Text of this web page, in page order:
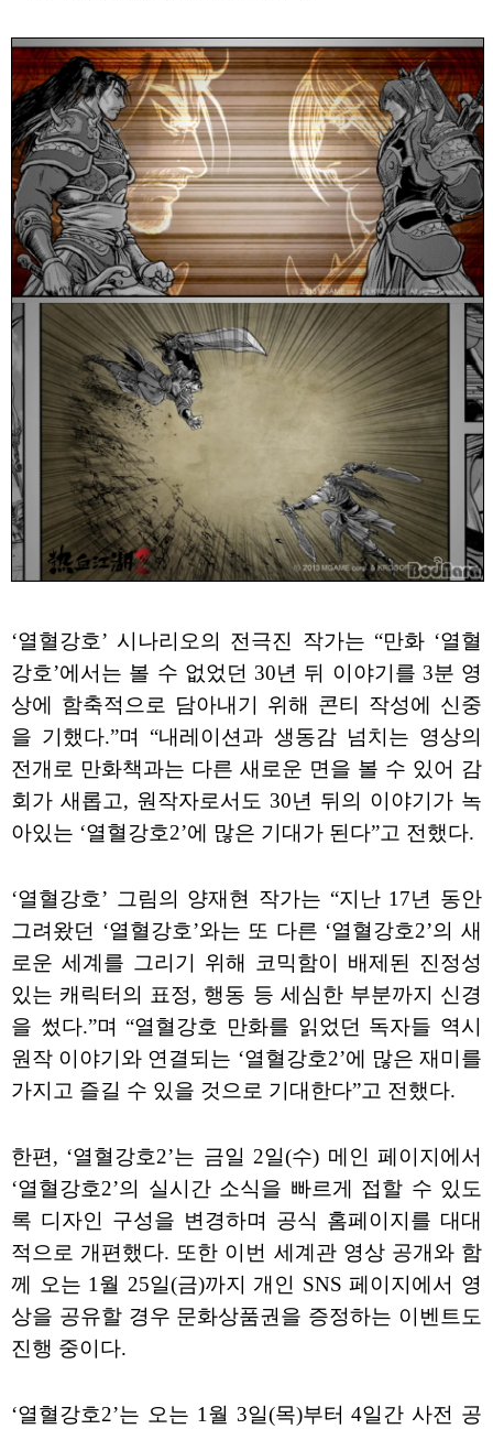
‘열혈강호’ 시나리오의 전극진 작가는 “만화 ‘열혈
강호’에서는 볼 수 없었던 30년 뒤 이야기를 3분 영
상에 함축적으로 담아내기 위해 콘티 작성에 신중
을 기했다.”며 “내레이션과 생동감 넘치는 영상의
전개로 만화책과는 다른 새로운 면을 볼 수 있어 감
회가 새롭고, 원작자로서도 30년 뒤의 이야기가 녹
아있는 ‘열혈강호2’에 많은 기대가 된다”고 전했다.
‘열혈강호’ 그림의 양재현 작가는 “지난 17년 동안
그려왔던 ‘열혈강호’와는 또 다른 ‘열혈강호2’의 새
로운 세계를 그리기 위해 코믹함이 배제된 진정성
있는 캐릭터의 표정, 행동 등 세심한 부분까지 신경
을 썼다.”며 “열혈강호 만화를 읽었던 독자들 역시
원작 이야기와 연결되는 ‘열혈강호2’에 많은 재미를
가지고 즐길 수 있을 것으로 기대한다”고 전했다.
한편, ‘열혈강호2’는 금일 2일(수) 메인 페이지에서
‘열혈강호2’의 실시간 소식을 빠르게 접할 수 있도
록 디자인 구성을 변경하며 공식 홈페이지를 대대
적으로 개편했다. 또한 이번 세계관 영상 공개와 함
께 오는 1월 25일(금)까지 개인 SNS 페이지에서 영
상을 공유할 경우 문화상품권을 증정하는 이벤트도
진행 중이다.
‘열혈강호2’는 오는 1월 3일(목)부터 4일간 사전 공